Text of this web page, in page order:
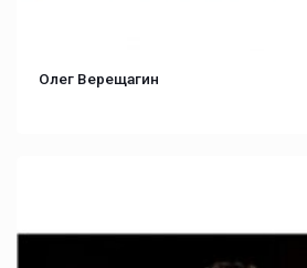
Олег Верещагин